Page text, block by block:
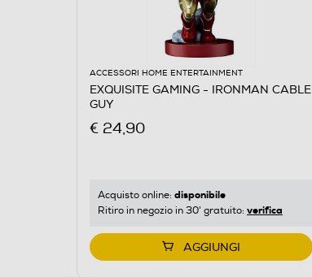
ACCESSORI HOME ENTERTAINMENT
EXQUISITE GAMING - IRONMAN CABLE
GUY
€ 24,90
Acquisto online: disponibile
Ritiro in negozio in 30' gratuito: verifica
AGGIUNGI